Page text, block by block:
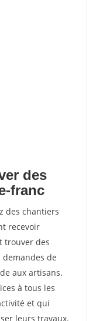
des
franc
des chantiers
recevoir
trouver des
demandes de
aux artisans.
à tous les
et qui
leurs travaux.